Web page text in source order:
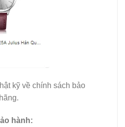
kỹ về chính sách bảo
hành: